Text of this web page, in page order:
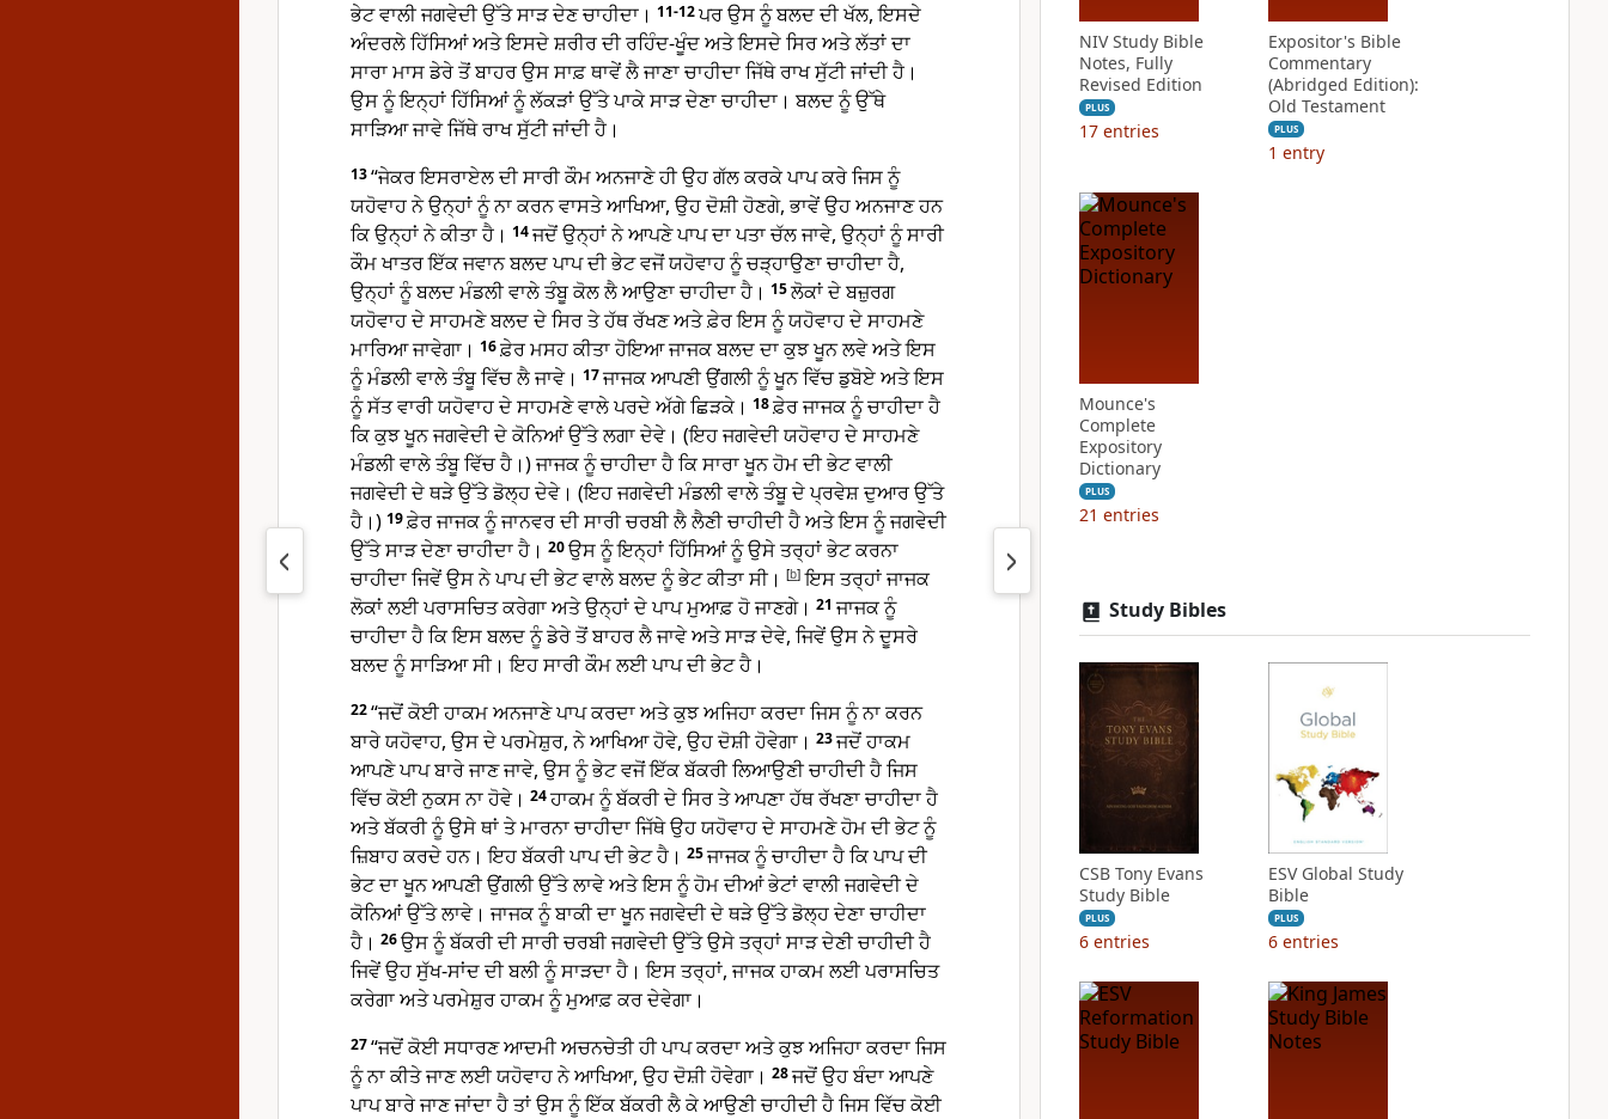
ਭੇਟ ਵਾਲੀ ਜਗਵੇਦੀ ਉੱਤੇ ਸਾੜ ਦੇਣ ਚਾਹੀਦਾ। 11-12ਪਰ ਉਸ ਨੂੰ ਬਲਦ ਦੀ ਖੱਲ, ਇਸਦੇ
ਅੰਦਰਲੇ ਹਿੱਸਿਆਂ ਅਤੇ ਇਸਦੇ ਸ਼ਰੀਰ ਦੀ ਰਹਿੰਦ-ਖੂੰਦ ਅਤੇ ਇਸਦੇ ਸਿਰ ਅਤੇ ਲੱਤਾਂ ਦਾ
ਸਾਰਾ ਮਾਸ ਡੇਰੇ ਤੋਂ ਬਾਹਰ ਉਸ ਸਾਫ਼ ਥਾਵੇਂ ਲੈ ਜਾਣਾ ਚਾਹੀਦਾ ਜਿੱਥੇ ਰਾਖ ਸੁੱਟੀ ਜਾਂਦੀ ਹੈ।
ਉਸ ਨੂੰ ਇਨ੍ਹਾਂ ਹਿੱਸਿਆਂ ਨੂੰ ਲੱਕੜਾਂ ਉੱਤੇ ਪਾਕੇ ਸਾੜ ਦੇਣਾ ਚਾਹੀਦਾ। ਬਲਦ ਨੂੰ ਉੱਥੇ
ਸਾੜਿਆ ਜਾਵੇ ਜਿੱਥੇ ਰਾਖ ਸੁੱਟੀ ਜਾਂਦੀ ਹੈ।
13“ਜੇਕਰ ਇਸਰਾਏਲ ਦੀ ਸਾਰੀ ਕੌਮ ਅਨਜਾਣੇ ਹੀ ਉਹ ਗੱਲ ਕਰਕੇ ਪਾਪ ਕਰੇ ਜਿਸ ਨੂੰ
ਯਹੋਵਾਹ ਨੇ ਉਨ੍ਹਾਂ ਨੂੰ ਨਾ ਕਰਨ ਵਾਸਤੇ ਆਖਿਆ, ਉਹ ਦੋਸ਼ੀ ਹੋਣਗੇ, ਭਾਵੇਂ ਉਹ ਅਨਜਾਣ ਹਨ
ਕਿ ਉਨ੍ਹਾਂ ਨੇ ਕੀਤਾ ਹੈ। 14ਜਦੋਂ ਉਨ੍ਹਾਂ ਨੇ ਆਪਣੇ ਪਾਪ ਦਾ ਪਤਾ ਚੱਲ ਜਾਵੇ, ਉਨ੍ਹਾਂ ਨੂੰ ਸਾਰੀ
ਕੌਮ ਖਾਤਰ ਇੱਕ ਜਵਾਨ ਬਲਦ ਪਾਪ ਦੀ ਭੇਟ ਵਜੋਂ ਯਹੋਵਾਹ ਨੂੰ ਚੜ੍ਹਾਉਣਾ ਚਾਹੀਦਾ ਹੈ,
ਉਨ੍ਹਾਂ ਨੂੰ ਬਲਦ ਮੰਡਲੀ ਵਾਲੇ ਤੰਬੂ ਕੋਲ ਲੈ ਆਉਣਾ ਚਾਹੀਦਾ ਹੈ। 15ਲੋਕਾਂ ਦੇ ਬਜ਼ੁਰਗ
ਯਹੋਵਾਹ ਦੇ ਸਾਹਮਣੇ ਬਲਦ ਦੇ ਸਿਰ ਤੇ ਹੱਥ ਰੱਖਣ ਅਤੇ ਫ਼ੇਰ ਇਸ ਨੂੰ ਯਹੋਵਾਹ ਦੇ ਸਾਹਮਣੇ
ਮਾਰਿਆ ਜਾਵੇਗਾ। 16ਫ਼ੇਰ ਮਸਹ ਕੀਤਾ ਹੋਇਆ ਜਾਜਕ ਬਲਦ ਦਾ ਕੁਝ ਖੂਨ ਲਵੇ ਅਤੇ ਇਸ
ਨੂੰ ਮੰਡਲੀ ਵਾਲੇ ਤੰਬੂ ਵਿੱਚ ਲੈ ਜਾਵੇ। 17ਜਾਜਕ ਆਪਣੀ ਉਂਗਲੀ ਨੂੰ ਖੂਨ ਵਿੱਚ ਡੁਬੋਏ ਅਤੇ ਇਸ
ਨੂੰ ਸੱਤ ਵਾਰੀ ਯਹੋਵਾਹ ਦੇ ਸਾਹਮਣੇ ਵਾਲੇ ਪਰਦੇ ਅੱਗੇ ਛਿੜਕੇ। 18ਫ਼ੇਰ ਜਾਜਕ ਨੂੰ ਚਾਹੀਦਾ ਹੈ
ਕਿ ਕੁਝ ਖੂਨ ਜਗਵੇਦੀ ਦੇ ਕੋਨਿਆਂ ਉੱਤੇ ਲਗਾ ਦੇਵੇ। (ਇਹ ਜਗਵੇਦੀ ਯਹੋਵਾਹ ਦੇ ਸਾਹਮਣੇ
ਮੰਡਲੀ ਵਾਲੇ ਤੰਬੂ ਵਿੱਚ ਹੈ।) ਜਾਜਕ ਨੂੰ ਚਾਹੀਦਾ ਹੈ ਕਿ ਸਾਰਾ ਖੂਨ ਹੋਮ ਦੀ ਭੇਟ ਵਾਲੀ
ਜਗਵੇਦੀ ਦੇ ਥੜੇ ਉੱਤੇ ਡੋਲ੍ਹ ਦੇਵੇ। (ਇਹ ਜਗਵੇਦੀ ਮੰਡਲੀ ਵਾਲੇ ਤੰਬੂ ਦੇ ਪ੍ਰਵੇਸ਼ ਦੁਆਰ ਉੱਤੇ
ਹੈ।) 19ਫ਼ੇਰ ਜਾਜਕ ਨੂੰ ਜਾਨਵਰ ਦੀ ਸਾਰੀ ਚਰਬੀ ਲੈ ਲੈਣੀ ਚਾਹੀਦੀ ਹੈ ਅਤੇ ਇਸ ਨੂੰ ਜਗਵੇਦੀ
ਉੱਤੇ ਸਾੜ ਦੇਣਾ ਚਾਹੀਦਾ ਹੈ। 20ਉਸ ਨੂੰ ਇਨ੍ਹਾਂ ਹਿੱਸਿਆਂ ਨੂੰ ਉਸੇ ਤਰ੍ਹਾਂ ਭੇਟ ਕਰਨਾ
ਚਾਹੀਦਾ ਜਿਵੇਂ ਉਸ ਨੇ ਪਾਪ ਦੀ ਭੇਟ ਵਾਲੇ ਬਲਦ ਨੂੰ ਭੇਟ ਕੀਤਾ ਸੀ। [b] ਇਸ ਤਰ੍ਹਾਂ ਜਾਜਕ
ਲੋਕਾਂ ਲਈ ਪਰਾਸਚਿਤ ਕਰੇਗਾ ਅਤੇ ਉਨ੍ਹਾਂ ਦੇ ਪਾਪ ਮੁਆਫ਼ ਹੋ ਜਾਣਗੇ। 21ਜਾਜਕ ਨੂੰ
ਚਾਹੀਦਾ ਹੈ ਕਿ ਇਸ ਬਲਦ ਨੂੰ ਡੇਰੇ ਤੋਂ ਬਾਹਰ ਲੈ ਜਾਵੇ ਅਤੇ ਸਾੜ ਦੇਵੇ, ਜਿਵੇਂ ਉਸ ਨੇ ਦੂਸਰੇ
ਬਲਦ ਨੂੰ ਸਾੜਿਆ ਸੀ। ਇਹ ਸਾਰੀ ਕੌਮ ਲਈ ਪਾਪ ਦੀ ਭੇਟ ਹੈ।
22“ਜਦੋਂ ਕੋਈ ਹਾਕਮ ਅਨਜਾਣੇ ਪਾਪ ਕਰਦਾ ਅਤੇ ਕੁਝ ਅਜਿਹਾ ਕਰਦਾ ਜਿਸ ਨੂੰ ਨਾ ਕਰਨ
ਬਾਰੇ ਯਹੋਵਾਹ, ਉਸ ਦੇ ਪਰਮੇਸ਼ੁਰ, ਨੇ ਆਖਿਆ ਹੋਵੇ, ਉਹ ਦੋਸ਼ੀ ਹੋਵੇਗਾ। 23ਜਦੋਂ ਹਾਕਮ
ਆਪਣੇ ਪਾਪ ਬਾਰੇ ਜਾਣ ਜਾਵੇ, ਉਸ ਨੂੰ ਭੇਟ ਵਜੋਂ ਇੱਕ ਬੱਕਰੀ ਲਿਆਉਣੀ ਚਾਹੀਦੀ ਹੈ ਜਿਸ
ਵਿੱਚ ਕੋਈ ਨੁਕਸ ਨਾ ਹੋਵੇ। 24ਹਾਕਮ ਨੂੰ ਬੱਕਰੀ ਦੇ ਸਿਰ ਤੇ ਆਪਣਾ ਹੱਥ ਰੱਖਣਾ ਚਾਹੀਦਾ ਹੈ
ਅਤੇ ਬੱਕਰੀ ਨੂੰ ਉਸੇ ਥਾਂ ਤੇ ਮਾਰਨਾ ਚਾਹੀਦਾ ਜਿੱਥੇ ਉਹ ਯਹੋਵਾਹ ਦੇ ਸਾਹਮਣੇ ਹੋਮ ਦੀ ਭੇਟ ਨੂੰ
ਜ਼ਿਬਾਹ ਕਰਦੇ ਹਨ। ਇਹ ਬੱਕਰੀ ਪਾਪ ਦੀ ਭੇਟ ਹੈ। 25ਜਾਜਕ ਨੂੰ ਚਾਹੀਦਾ ਹੈ ਕਿ ਪਾਪ ਦੀ
ਭੇਟ ਦਾ ਖੂਨ ਆਪਣੀ ਉਂਗਲੀ ਉੱਤੇ ਲਾਵੇ ਅਤੇ ਇਸ ਨੂੰ ਹੋਮ ਦੀਆਂ ਭੇਟਾਂ ਵਾਲੀ ਜਗਵੇਦੀ ਦੇ
ਕੋਨਿਆਂ ਉੱਤੇ ਲਾਵੇ। ਜਾਜਕ ਨੂੰ ਬਾਕੀ ਦਾ ਖੂਨ ਜਗਵੇਦੀ ਦੇ ਥੜੇ ਉੱਤੇ ਡੋਲ੍ਹ ਦੇਣਾ ਚਾਹੀਦਾ
ਹੈ। 26ਉਸ ਨੂੰ ਬੱਕਰੀ ਦੀ ਸਾਰੀ ਚਰਬੀ ਜਗਵੇਦੀ ਉੱਤੇ ਉਸੇ ਤਰ੍ਹਾਂ ਸਾੜ ਦੇਣੀ ਚਾਹੀਦੀ ਹੈ
ਜਿਵੇਂ ਉਹ ਸੁੱਖ-ਸਾਂਦ ਦੀ ਬਲੀ ਨੂੰ ਸਾੜਦਾ ਹੈ। ਇਸ ਤਰ੍ਹਾਂ, ਜਾਜਕ ਹਾਕਮ ਲਈ ਪਰਾਸਚਿਤ
ਕਰੇਗਾ ਅਤੇ ਪਰਮੇਸ਼ੁਰ ਹਾਕਮ ਨੂੰ ਮੁਆਫ਼ ਕਰ ਦੇਵੇਗਾ।
27“ਜਦੋਂ ਕੋਈ ਸਧਾਰਣ ਆਦਮੀ ਅਚਨਚੇਤੀ ਹੀ ਪਾਪ ਕਰਦਾ ਅਤੇ ਕੁਝ ਅਜਿਹਾ ਕਰਦਾ ਜਿਸ
ਨੂੰ ਨਾ ਕੀਤੇ ਜਾਣ ਲਈ ਯਹੋਵਾਹ ਨੇ ਆਖਿਆ, ਉਹ ਦੋਸ਼ੀ ਹੋਵੇਗਾ। 28ਜਦੋਂ ਉਹ ਬੰਦਾ ਆਪਣੇ
ਪਾਪ ਬਾਰੇ ਜਾਣ ਜਾਂਦਾ ਹੈ ਤਾਂ ਉਸ ਨੂੰ ਇੱਕ ਬੱਕਰੀ ਲੈ ਕੇ ਆਉਣੀ ਚਾਹੀਦੀ ਹੈ ਜਿਸ ਵਿੱਚ ਕੋਈ
NIV Study Bible
Notes, Fully
Revised Edition
PLUS
17 entries
Expositor's Bible
Commentary
(Abridged Edition):
Old Testament
PLUS
1 entry
Mounce's
Complete
Expository
Dictionary
PLUS
21 entries
Study Bibles
CSB Tony Evans
Study Bible
PLUS
6 entries
ESV Global Study
Bible
PLUS
6 entries